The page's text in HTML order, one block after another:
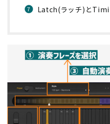
Latch(ラッチ)と